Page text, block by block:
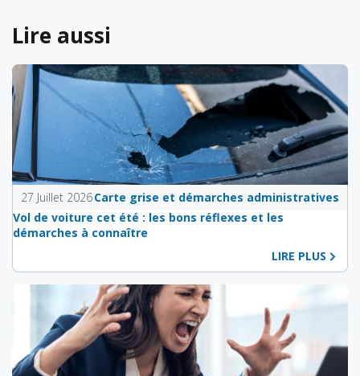
Lire aussi
27 Juillet 2026Carte grise et démarches administratives
Vol de voiture cet été : les bons réflexes et les
démarches à connaître
LIRE PLUS